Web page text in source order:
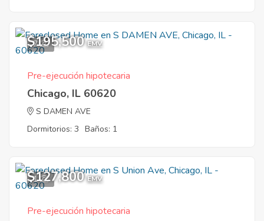
7
$195,500 EMV
Pre-ejecución hipotecaria
Chicago, IL 60620
S DAMEN AVE
Dormitorios: 3 Baños: 1
1
$127,800 EMV
Pre-ejecución hipotecaria